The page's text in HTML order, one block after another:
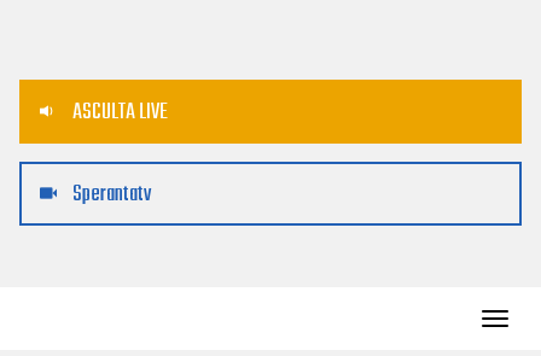
ASCULTA LIVE
Sperantatv